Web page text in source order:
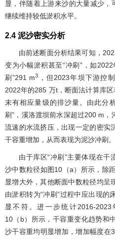
显，伴随着上游来沙的大量减少
继续维持较低淤积水平。
2.4 泥沙密实分析
由前述断面分析结果可知，
变为小幅淤积甚至“冲刷”，如
刷”291 m3
，但2023年坝下游控
2022年的285 万t，断面法计算库
未有相应量级的排沙量。由此分
刷”，溪洛渡坝前水深超过200 m
流速的水流挤压，出现一定的密实
干容重增加，从而表现为泥沙冲刷。
由于库区“冲刷”主要体现在
沙中数粒径如图10 （a）所示，除
显增大外，其他断面中数粒径均呈
由淤积转为“冲刷”过程中应出现的
显不符。进一步统计2016-
10 （b）所示，干容重变化趋势和
沙干容重均明显增加，增加幅度在